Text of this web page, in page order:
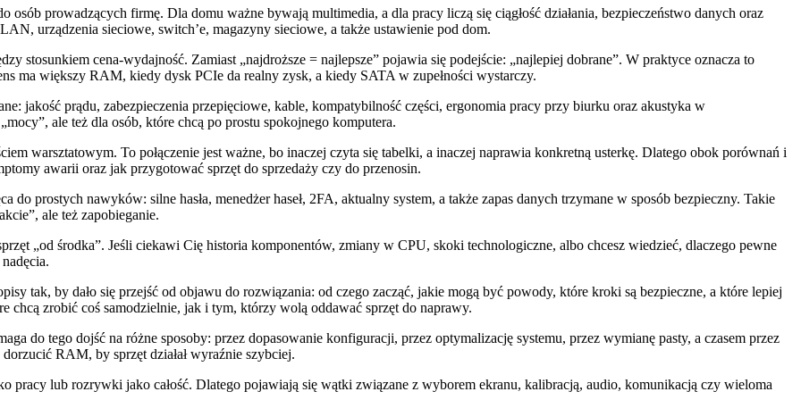
prowadzących firmę. Dla domu ważne bywają multimedia, a dla pracy liczą się ciągłość działania, bezpieczeństwo danych oraz
urządzenia sieciowe, switch’e, magazyny sieciowe, a także ustawienie pod dom.
stosunkiem cena-wydajność. Zamiast „najdroższe = najlepsze” pojawia się podejście: „najlepiej dobrane”. W praktyce oznacza to
ma większy RAM, kiedy dysk PCIe da realny zysk, a kiedy SATA w zupełności wystarczy.
jakość prądu, zabezpieczenia przepięciowe, kable, kompatybilność części, ergonomia pracy przy biurku oraz akustyka w
ale też dla osób, które chcą po prostu spokojnego komputera.
warsztatowym. To połączenie jest ważne, bo inaczej czyta się tabelki, a inaczej naprawia konkretną usterkę. Dlatego obok porównań i
awarii oraz jak przygotować sprzęt do sprzedaży czy do przenosin.
prostych nawyków: silne hasła, menedżer haseł, 2FA, aktualny system, a także zapas danych trzymane w sposób bezpieczny. Takie
ale też zapobieganie.
„od środka”. Jeśli ciekawi Cię historia komponentów, zmiany w CPU, skoki technologiczne, albo chcesz wiedzieć, dlaczego pewne
tak, by dało się przejść od objawu do rozwiązania: od czego zacząć, jakie mogą być powody, które kroki są bezpieczne, a które lepiej
chcą zrobić coś samodzielnie, jak i tym, którzy wolą oddawać sprzęt do naprawy.
do tego dojść na różne sposoby: przez dopasowanie konfiguracji, przez optymalizację systemu, przez wymianę pasty, a czasem przez
RAM, by sprzęt działał wyraźnie szybciej.
lub rozrywki jako całość. Dlatego pojawiają się wątki związane z wyborem ekranu, kalibracją, audio, komunikacją czy wieloma